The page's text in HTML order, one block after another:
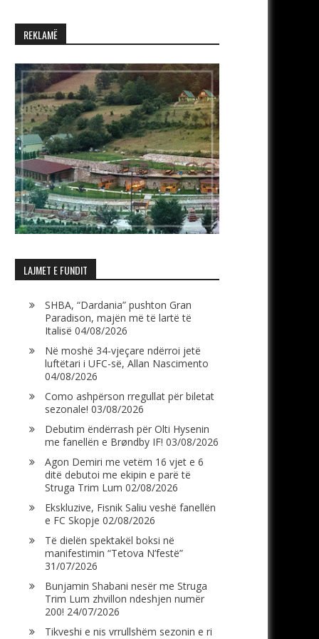
REKLAMË
LAJMET E FUNDIT
SHBA, “Dardania” pushton Gran
Paradison, majën më të lartë të
Italisë 04/08/2026
Në moshë 34-vjeçare ndërroi jetë
luftëtari i UFC-së, Allan Nascimento
04/08/2026
Como ashpërson rregullat për biletat
sezonale! 03/08/2026
Debutim ëndërrash për Olti Hysenin
me fanellën e Brøndby IF! 03/08/2026
Agon Demiri me vetëm 16 vjet e 6
ditë debutoi me ekipin e parë të
Struga Trim Lum 02/08/2026
Ekskluzive, Fisnik Saliu veshë fanellën
e FC Skopje 02/08/2026
Të dielën spektakël boksi në
manifestimin “Tetova N’festë”
31/07/2026
Bunjamin Shabani nesër me Struga
Trim Lum zhvillon ndeshjen numër
200! 24/07/2026
Tikveshi e nis vrrullshëm sezonin e ri